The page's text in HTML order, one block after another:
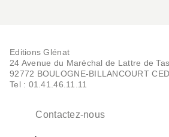
Editions Glénat
24 Avenue du Maréchal de Lattre de
92772 BOULOGNE-BILLANCOURT
Tel : 01.41.46.11.11
Contactez-nous